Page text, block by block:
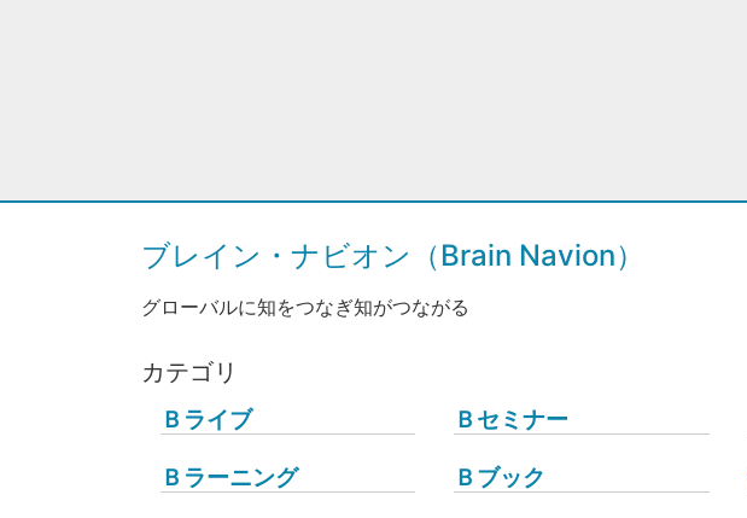
ブレイン・ナビオン（Brain Navion）
グローバルに知をつなぎ知がつながる
カテゴリ
Ｂライブ
Ｂセミナー
Ｂラーニング
Ｂブック